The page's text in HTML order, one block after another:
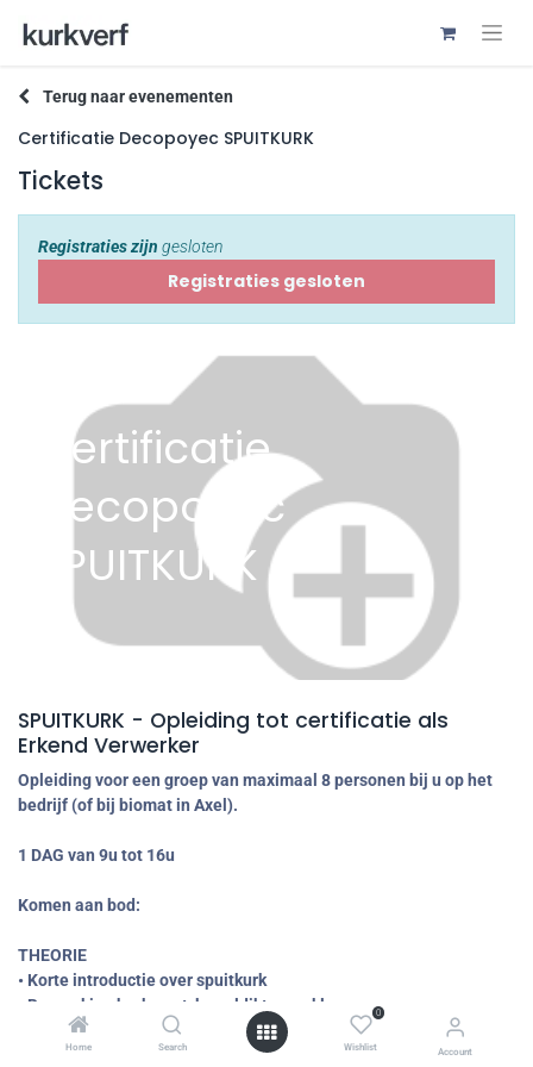
Home Search
0
Wishlist Account
Terug naar evenementen
Certificatie Decopoyec SPUITKURK
Tickets
Registraties zijn gesloten
Registraties gesloten
Certificatie
Decopoyec
SPUITKURK
SPUITKURK - Opleiding tot certificatie als
Erkend Verwerker
Opleiding voor een groep van maximaal 8 personen bij u op het
bedrijf (of bij biomat in Axel).
1 DAG van 9u tot 16u
Komen aan bod:
THEORIE
• Korte introductie over spuitkurk
• Bespreking herkomst, korreldiktes en kleuren
• Technische eigenschappen: waterdichtheid, dampopenheid,
elasticiteit, isolerend vermogen